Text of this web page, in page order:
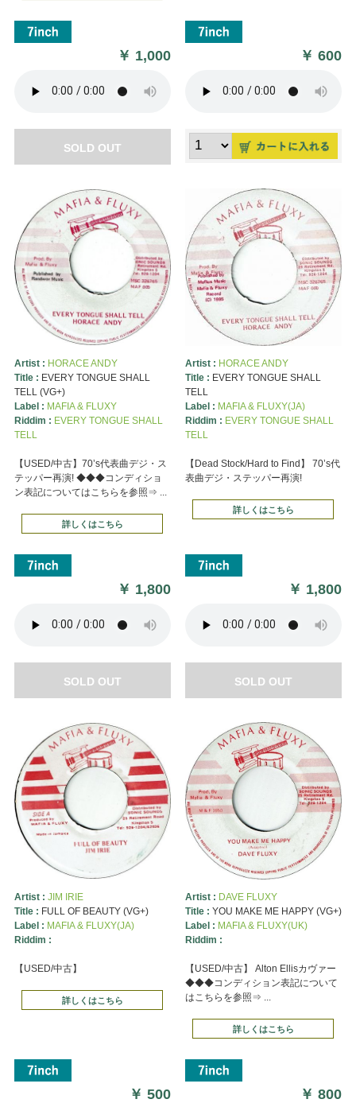
￥ 1,000
SOLD OUT
￥600
Artist : HORACE ANDY
Title : EVERY TONGUE SHALL
TELL (VG+)
Label : MAFIA & FLUXY
Riddim : EVERY TONGUE SHALL
TELL
【USED/中古】70’s代表曲デジ・ス
テッパー再演! ◆◆◆コンディショ
ン表記についてはこちらを参照⇒ ...
詳しくはこちら
￥ 1,800
SOLD OUT
Artist : HORACE ANDY
Title : EVERY TONGUE SHALL
TELL
Label : MAFIA & FLUXY(JA)
Riddim : EVERY TONGUE SHALL
TELL
【Dead Stock/Hard to Find】 70’s代
表曲デジ・ステッパー再演!
詳しくはこちら
￥ 1,800
SOLD OUT
Artist : JIM IRIE
Title : FULL OF BEAUTY (VG+)
Label : MAFIA & FLUXY(JA)
Riddim :
【USED/中古】
詳しくはこちら
￥500
Artist : DAVE FLUXY
Title : YOU MAKE ME HAPPY (VG+)
Label : MAFIA & FLUXY(UK)
Riddim :
【USED/中古】 Alton Ellisカヴァー
◆◆◆コンディション表記について
はこちらを参照⇒ ...
詳しくはこちら
￥800